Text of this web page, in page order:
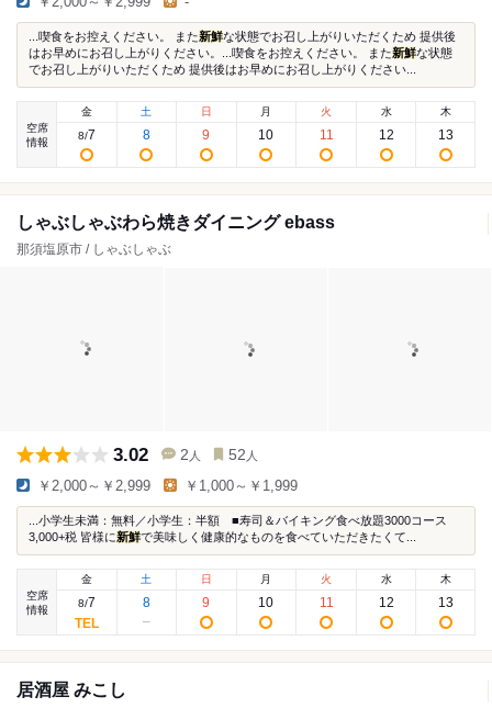
...喫食をお控えください。 また新鮮な状態でお召し上がりいただくため 提供後
はお早めにお召し上がりください。...喫食をお控えください。 また新鮮な状態
でお召し上がりいただくため 提供後はお早めにお召し上がりください...
空席
情報
金
8/7
土
8
日
9
月
10
火
11
水
12
木
13
しゃぶしゃぶわら焼きダイニング ebass
那須塩原市 / しゃぶしゃぶ
3.02 2 人 52 人
￥2,000～￥2,999 ￥1,000～￥1,999
...小学生未満：無料／小学生：半額 ■寿司＆バイキング食べ放題3000コース
3,000+税 皆様に新鮮で美味しく健康的なものを食べていただきたくて...
空席
情報
金
8/7
土
8
日
9
月
10
火
11
水
12
木
13
居酒屋 みこし